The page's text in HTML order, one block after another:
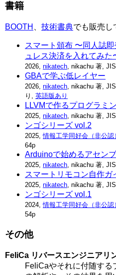
書籍
BOOTH 技術書典でも販売し
スマート頒布 〜同人誌
ュレス決済を入れてみた
2026, nikatech, nikachu 著,
GBAで学ぶ低レイヤー
2026, nikatech, nikachu 著,
り, 英語版あり
LLVMで作るプログラミ
2025, nikatech, nikachu 著,
ンゴシリーズ vol.2
2025,情報工学同好会（非公認
64p
Arduinoで始めるアセン
2025, nikatech, nikachu 著,
スマートリモコン自作ガ
2025, nikatech, nikachu 著,
ンゴシリーズ vol.1
2024,情報工学同好会（非公認
54p
その他
FeliCa リバースエンジニアリ
FeliCaやそれに付随する